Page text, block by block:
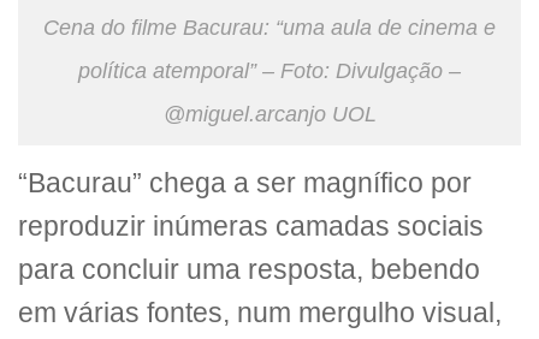
Cena do filme Bacurau: “uma aula de cinema e
política atemporal” – Foto: Divulgação –
@miguel.arcanjo UOL
“Bacurau” chega a ser magnífico por
reproduzir inúmeras camadas sociais
para concluir uma resposta, bebendo
em várias fontes, num mergulho visual,